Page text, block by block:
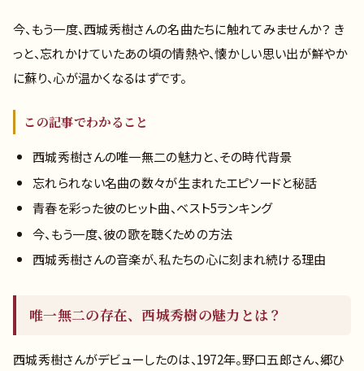
今、もう一度、西城秀樹さんの名曲たちに触れてみませんか？ き
っと、忘れかけていたあの頃の情熱や、懐かしい思い出が鮮やか
に蘇り、心が温かくなるはずです。
この記事でわかること
西城秀樹さんの唯一無二の魅力と、その時代背景
忘れられない名曲の数々が生まれたエピソードと秘話
青春を彩った彼のヒット曲、ベスト5ランキング
今、もう一度、彼の歌を聴くための方法
西城秀樹さんの音楽が、私たちの心に刻まれ続ける理由
唯一無二の存在、西城秀樹の魅力とは？
西城秀樹さんがデビューしたのは、1972年。野口五郎さん、郷ひ